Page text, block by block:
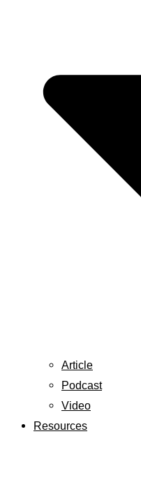
Article
Podcast
Video
Resources